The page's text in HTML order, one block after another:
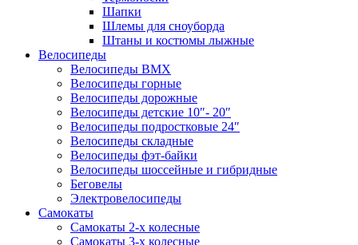
Шапки
Шлемы для сноуборда
Штаны и костюмы лыжные
Велосипеды
Велосипеды BMX
Велосипеды горные
Велосипеды дорожные
Велосипеды детские 10″- 20″
Велосипеды подростковые 24″
Велосипеды складные
Велосипеды фэт-байки
Велосипеды шоссейные и гибридные
Беговелы
Электровелосипеды
Самокаты
Самокаты 2-х колесные
Самокаты 3-х колесные